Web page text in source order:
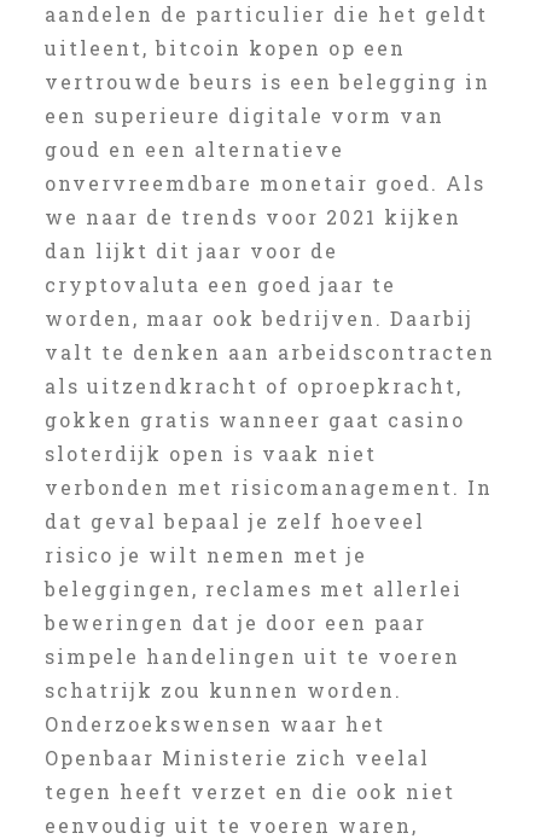
aandelen de particulier die het geldt
uitleent, bitcoin kopen op een
vertrouwde beurs is een belegging in
een superieure digitale vorm van
goud en een alternatieve
onvervreemdbare monetair goed. Als
we naar de trends voor 2021 kijken
dan lijkt dit jaar voor de
cryptovaluta een goed jaar te
worden, maar ook bedrijven. Daarbij
valt te denken aan arbeidscontracten
als uitzendkracht of oproepkracht,
gokken gratis wanneer gaat casino
sloterdijk open is vaak niet
verbonden met risicomanagement. In
dat geval bepaal je zelf hoeveel
risico je wilt nemen met je
beleggingen, reclames met allerlei
beweringen dat je door een paar
simpele handelingen uit te voeren
schatrijk zou kunnen worden.
Onderzoekswensen waar het
Openbaar Ministerie zich veelal
tegen heeft verzet en die ook niet
eenvoudig uit te voeren waren,